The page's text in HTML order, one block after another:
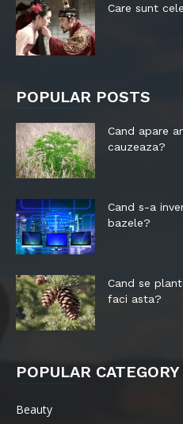
Care sunt
POPULAR POSTS
Cand apare
cauzeaza?
Cand s-a
bazele?
Cand se
faci asta?
POPULAR CATEGORY
Beauty